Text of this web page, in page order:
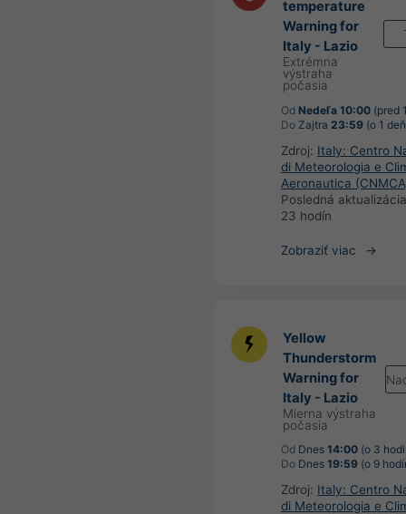
temperature
Warning for
Italy - Lazio
Extrémna
výstraha
počasia
Od Nedeľa 10:00 (pred
Do Zajtra 23:59 (o 1
Zdroj: Italy: Centro
di Meteorologia e
Aeronautica
Posledná
23 hodín
Zobraziť viac
Yellow
Thunderstorm
Warning for
Italy - Lazio
Mierna výstraha
počasia
Od Dnes 14:00 (o 3
Do Dnes 19:59 (o 9
Zdroj: Italy: Centro
di Meteorologia e